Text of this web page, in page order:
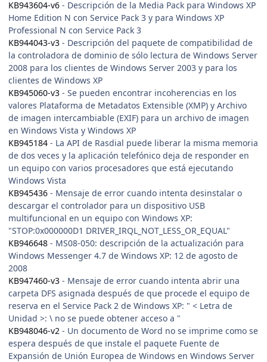
KB943604-v6 - Descripción de la Media Pack para Windows XP
Home Edition N con Service Pack 3 y para Windows XP
Professional N con Service Pack 3
KB944043-v3 - Descripción del paquete de compatibilidad de
la controladora de dominio de sólo lectura de Windows Server
2008 para los clientes de Windows Server 2003 y para los
clientes de Windows XP
KB945060-v3 - Se pueden encontrar incoherencias en los
valores Plataforma de Metadatos Extensible (XMP) y Archivo
de imagen intercambiable (EXIF) para un archivo de imagen
en Windows Vista y Windows XP
KB945184 - La API de Rasdial puede liberar la misma memoria
de dos veces y la aplicación telefónico deja de responder en
un equipo con varios procesadores que está ejecutando
Windows Vista
KB945436 - Mensaje de error cuando intenta desinstalar o
descargar el controlador para un dispositivo USB
multifuncional en un equipo con Windows XP:
"STOP:0x000000D1 DRIVER_IRQL_NOT_LESS_OR_EQUAL"
KB946648 - MS08-050: descripción de la actualización para
Windows Messenger 4.7 de Windows XP: 12 de agosto de
2008
KB947460-v3 - Mensaje de error cuando intenta abrir una
carpeta DFS asignada después de que procede el equipo de
reserva en el Service Pack 2 de Windows XP: " < Letra de
Unidad >: \ no se puede obtener acceso a "
KB948046-v2 - Un documento de Word no se imprime como se
espera después de que instale el paquete Fuente de
Expansión de Unión Europea de Windows en Windows Server